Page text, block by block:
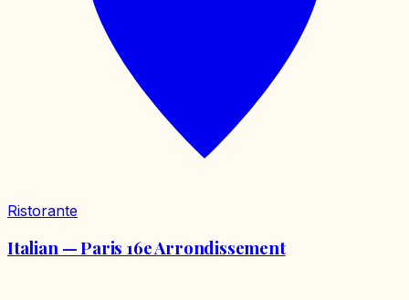
Ristorante
Italian — Paris 16e Arrondissement